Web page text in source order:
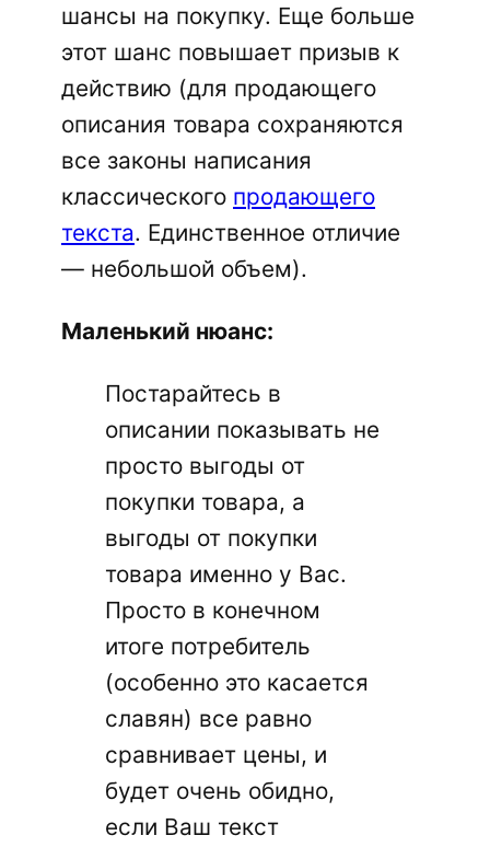
шансы на покупку. Еще больше
этот шанс повышает призыв к
действию (для продающего
описания товара сохраняются
все законы написания
классического продающего
текста. Единственное отличие
— небольшой объем).
Маленький нюанс:
Постарайтесь в
описании показывать не
просто выгоды от
покупки товара, а
выгоды от покупки
товара именно у Вас.
Просто в конечном
итоге потребитель
(особенно это касается
славян) все равно
сравнивает цены, и
будет очень обидно,
если Ваш текст